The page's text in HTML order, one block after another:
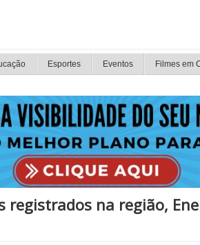
Esportes Eventos Filmes em
registrados na região,